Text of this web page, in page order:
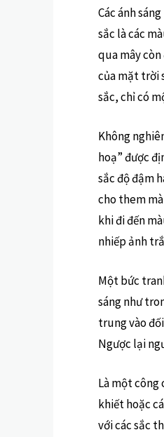
Các ánh
sắc là các
qua mây
của mặt trời
sắc, chỉ có
Không
hoạ” được
sắc độ đậm
cho them
khi đi đến
nhiếp ảnh
Một bức
sáng như
trung vào
Ngược lại
Là một
khiết hoặc
với các sắc